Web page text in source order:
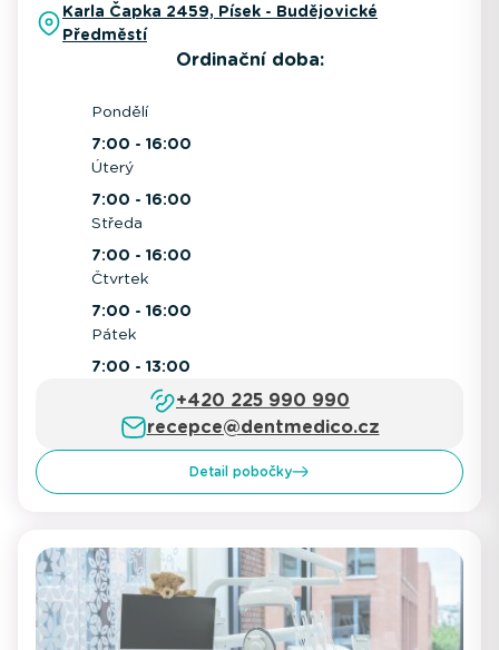
Karla Čapka 2459, Písek - Budějovické
Předměstí
Ordinační doba:
Pondělí
7:00 - 16:00
Úterý
7:00 - 16:00
Středa
7:00 - 16:00
Čtvrtek
7:00 - 16:00
Pátek
7:00 - 13:00
+420 225 990 990
recepce@dentmedico.cz
Detail pobočky